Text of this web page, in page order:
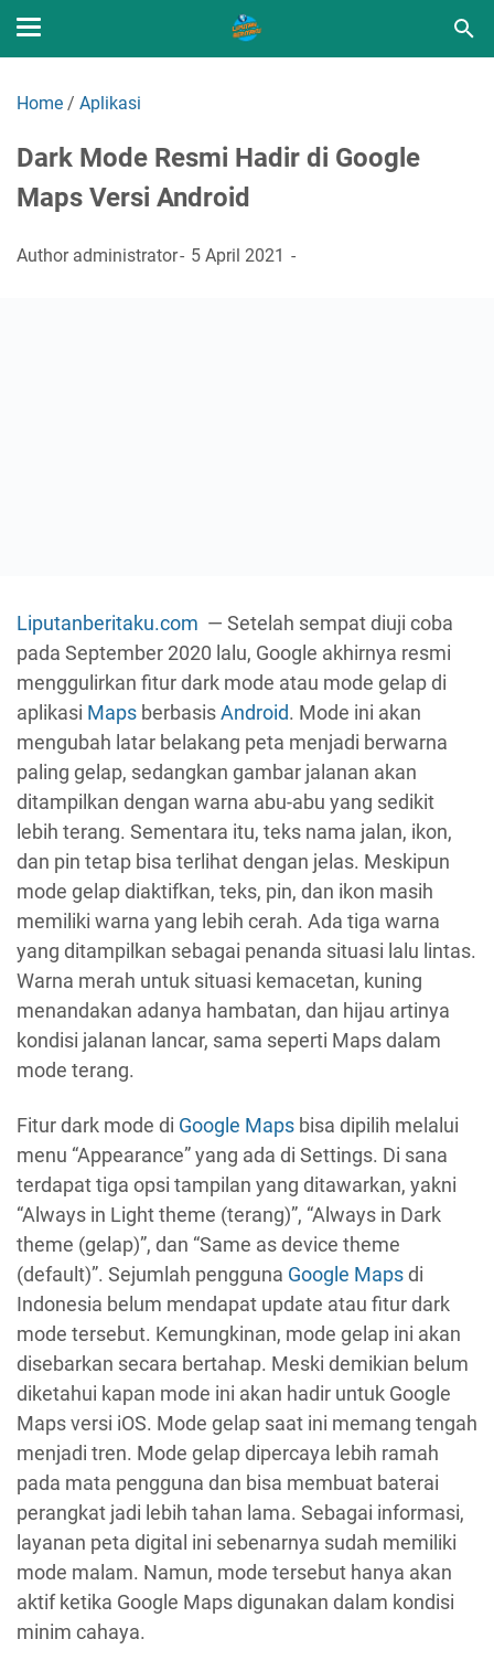
Home / Aplikasi
Dark Mode Resmi Hadir di Google
Maps Versi Android
Author administrator 5 April 2021
Liputanberitaku.com — Setelah sempat diuji coba
pada September 2020 lalu, Google akhirnya resmi
menggulirkan fitur dark mode atau mode gelap di
aplikasi Maps berbasisAndroid. Mode ini akan
mengubah latar belakang peta menjadi berwarna
paling gelap, sedangkan gambar jalanan akan
ditampilkan dengan warna abu-abu yang sedikit
lebih terang. Sementara itu, teks nama jalan, ikon,
dan pin tetap bisa terlihat dengan jelas. Meskipun
mode gelap diaktifkan, teks, pin, dan ikon masih
memiliki warna yang lebih cerah. Ada tiga warna
yang ditampilkan sebagai penanda situasi lalu lintas.
Warna merah untuk situasi kemacetan, kuning
menandakan adanya hambatan, dan hijau artinya
kondisi jalanan lancar, sama seperti Maps dalam
mode terang.
Fitur dark mode di Google Maps bisa dipilih melalui
menu “Appearance” yang ada di Settings. Di sana
terdapat tiga opsi tampilan yang ditawarkan, yakni
“Always in Light theme (terang)”, “Always in Dark
theme (gelap)”, dan “Same as device theme
(default)”. Sejumlah pengguna Google Mapsdi
Indonesia belum mendapat update atau fitur dark
mode tersebut. Kemungkinan, mode gelap ini akan
disebarkan secara bertahap. Meski demikian belum
diketahui kapan mode ini akan hadir untuk Google
Maps versi iOS. Mode gelap saat ini memang tengah
menjadi tren. Mode gelap dipercaya lebih ramah
pada mata pengguna dan bisa membuat baterai
perangkat jadi lebih tahan lama. Sebagai informasi,
layanan peta digital ini sebenarnya sudah memiliki
mode malam. Namun, mode tersebut hanya akan
aktif ketika Google Maps digunakan dalam kondisi
minim cahaya.